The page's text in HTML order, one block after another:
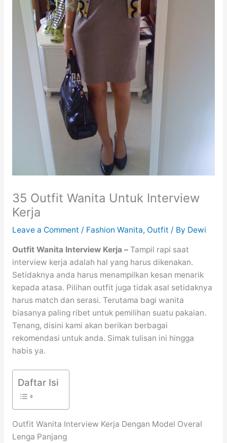
35 Outfit Wanita Untuk Interview
Kerja
Leave a Comment / Fashion Wanita, Outfit / By Dewi
Outfit Wanita Interview Kerja – Tampil rapi saat
interview kerja adalah hal yang harus dikenakan.
Setidaknya anda harus menampilkan kesan menarik
kepada atasa. Pilihan outfit juga tidak asal setidaknya
harus match dan serasi. Terutama bagi wanita
biasanya paling ribet untuk pemilihan suatu pakaian.
Tenang, disini kami akan berikan berbagai
rekomendasi untuk anda. Simak tulisan ini hingga
habis ya.
Daftar Isi
Outfit Wanita Interview Kerja Dengan Model Overal
Lenga Panjang